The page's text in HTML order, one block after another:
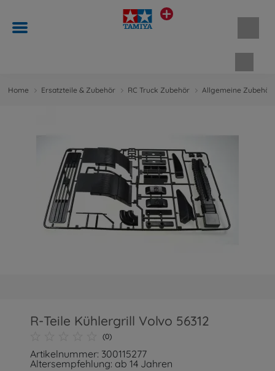
Home Ersatzteile & Zubehör RC Truck Zubehör Allgemeine
R-Teile Kühlergrill Volvo 56312
(0)
Artikelnummer: 300115277
Altersempfehlung: ab 14 Jahren